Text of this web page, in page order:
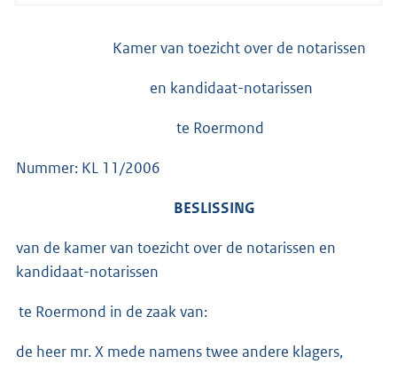
Kamer van toezicht over de notarissen
en kandidaat-notarissen
te Roermond
Nummer: KL 11/2006
BESLISSING
van de kamer van toezicht over de notarissen en
kandidaat-notarissen
te Roermond in de zaak van:
de heer mr. X mede namens twee andere klagers,